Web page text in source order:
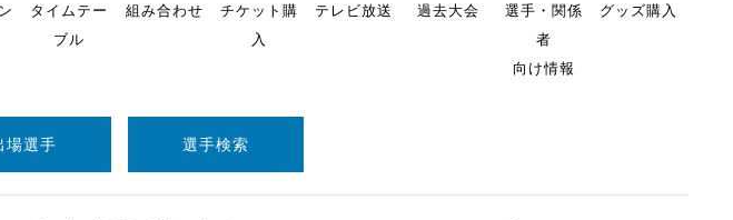
タイムテー
ブル
組み合わせ
チケット購
入
テレビ放送 過去大会
選手・関係
者
向け情報
グッズ購入
場選手 選手検索